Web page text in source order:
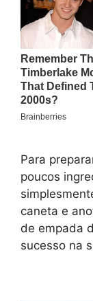
Para
poucos
caneta e
de empada
sucesso na